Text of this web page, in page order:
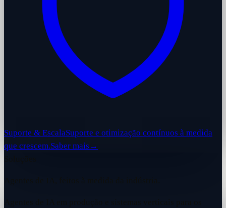
Suporte & EscalaSuporte e otimização contínuos à medida
que crescem.Saber mais →